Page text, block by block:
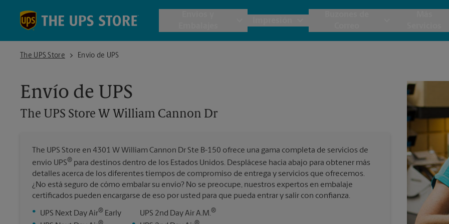
Envío Internacional
Cajas y Suministros de Mudanza
Garantía de Embalaje y Envío
Todos los Servicios de Envío y Embalaje
Tarjetas Postales
Tarjetas Comerciales
Fotos
The UPS Store
The UPS Store W William Cannon Dr
Envío de UPS
Envío de UPS
The UPS Store W William Cannon Dr
The UPS Store en 4301 W William Cannon Dr Ste B-150 ofrece una gama completa de servicios de
envío UPS® para destinos dentro de los Estados Unidos. Desplácese hacia abajo para obtener más
detalles acerca de los diferentes tiempos de compromiso de entrega y servicios que ofrecemos.
¿No está seguro de cómo embalar su envío? No se preocupe, nuestros expertos en embalaje
certificados pueden encargarse de eso por usted para que pueda entrar y salir con confianza.
•
UPS Next Day Air® Early
UPS 2nd Day Air A.M.®